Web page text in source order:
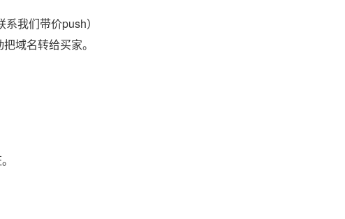
系我们带价push）
域名转给买家。